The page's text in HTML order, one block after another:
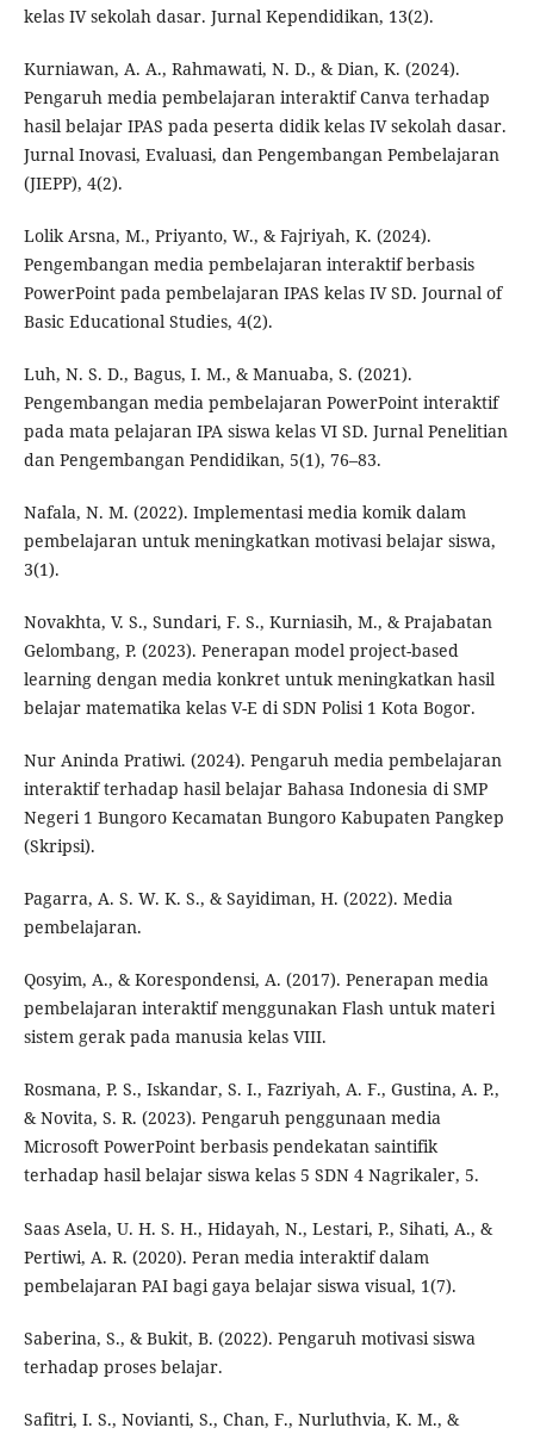
kelas IV sekolah dasar. Jurnal Kependidikan, 13(2).
Kurniawan, A. A., Rahmawati, N. D., & Dian, K. (2024).
Pengaruh media pembelajaran interaktif Canva terhadap
hasil belajar IPAS pada peserta didik kelas IV sekolah dasar.
Jurnal Inovasi, Evaluasi, dan Pengembangan Pembelajaran
(JIEPP), 4(2).
Lolik Arsna, M., Priyanto, W., & Fajriyah, K. (2024).
Pengembangan media pembelajaran interaktif berbasis
PowerPoint pada pembelajaran IPAS kelas IV SD. Journal of
Basic Educational Studies, 4(2).
Luh, N. S. D., Bagus, I. M., & Manuaba, S. (2021).
Pengembangan media pembelajaran PowerPoint interaktif
pada mata pelajaran IPA siswa kelas VI SD. Jurnal Penelitian
dan Pengembangan Pendidikan, 5(1), 76–83.
Nafala, N. M. (2022). Implementasi media komik dalam
pembelajaran untuk meningkatkan motivasi belajar siswa,
3(1).
Novakhta, V. S., Sundari, F. S., Kurniasih, M., & Prajabatan
Gelombang, P. (2023). Penerapan model project-based
learning dengan media konkret untuk meningkatkan hasil
belajar matematika kelas V-E di SDN Polisi 1 Kota Bogor.
Nur Aninda Pratiwi. (2024). Pengaruh media pembelajaran
interaktif terhadap hasil belajar Bahasa Indonesia di SMP
Negeri 1 Bungoro Kecamatan Bungoro Kabupaten Pangkep
(Skripsi).
Pagarra, A. S. W. K. S., & Sayidiman, H. (2022). Media
pembelajaran.
Qosyim, A., & Korespondensi, A. (2017). Penerapan media
pembelajaran interaktif menggunakan Flash untuk materi
sistem gerak pada manusia kelas VIII.
Rosmana, P. S., Iskandar, S. I., Fazriyah, A. F., Gustina, A. P.,
& Novita, S. R. (2023). Pengaruh penggunaan media
Microsoft PowerPoint berbasis pendekatan saintifik
terhadap hasil belajar siswa kelas 5 SDN 4 Nagrikaler, 5.
Saas Asela, U. H. S. H., Hidayah, N., Lestari, P., Sihati, A., &
Pertiwi, A. R. (2020). Peran media interaktif dalam
pembelajaran PAI bagi gaya belajar siswa visual, 1(7).
Saberina, S., & Bukit, B. (2022). Pengaruh motivasi siswa
terhadap proses belajar.
Safitri, I. S., Novianti, S., Chan, F., Nurluthvia, K. M., &